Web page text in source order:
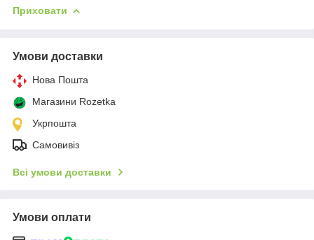
Приховати
Умови доставки
Нова Пошта
Магазини Rozetka
Укрпошта
Самовивіз
Всі умови доставки
Умови оплати